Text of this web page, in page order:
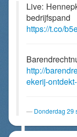
Live:
https://t.co/
http://
ekerij-
Donderdag 29